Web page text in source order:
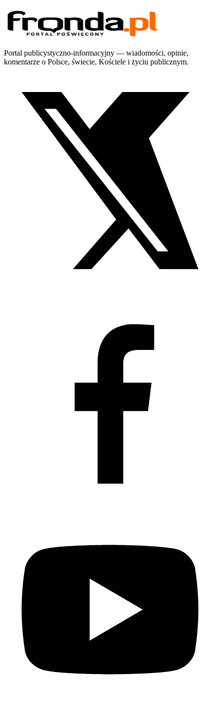
Portal publicystyczno-informacyjny — wiadomości, opinie,
komentarze o Polsce, świecie, Kościele i życiu publicznym.